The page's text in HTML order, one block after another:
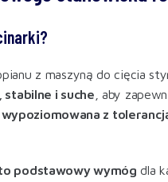
z maszyną do cięcia
stabilne i suche , aby
z
podstawowy wymóg dla